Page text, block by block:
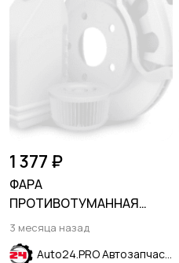
1 377 ₽
ФАРА
ПРОТИВОТУМАННАЯ
ПРАВАЯ KIA BONGO 2012-
2019
3 месяца назад
Auto24.PRO Автозапчасти